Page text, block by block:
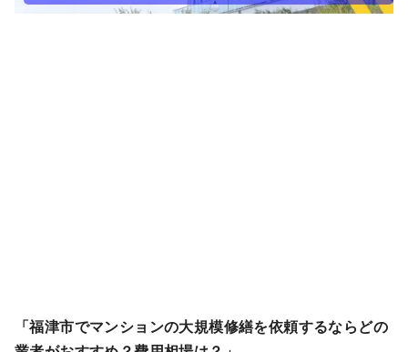
「福津市でマンションの大規模修繕を依頼するならどの